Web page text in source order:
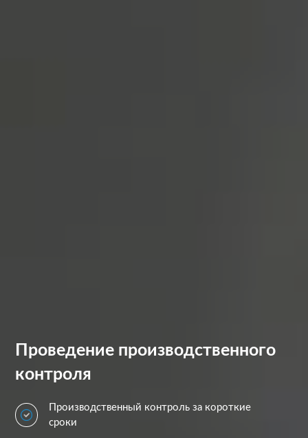
Проведение производственного
контроля
Производственный контроль за короткие
сроки